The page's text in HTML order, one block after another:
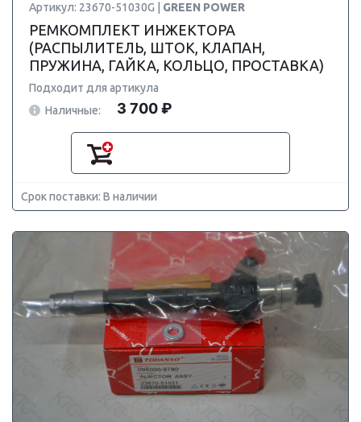
Артикул: 23670-51030G | GREEN POWER
РЕМКОМПЛЕКТ ИНЖЕКТОРА
(РАСПЫЛИТЕЛЬ, ШТОК, КЛАПАН,
ПРУЖИНА, ГАЙКА, КОЛЬЦО, ПРОСТАВКА)
Подходит для артикула
Наличные:
3 700 ₽
Срок поставки: В наличии